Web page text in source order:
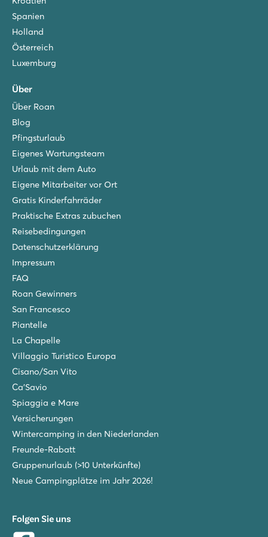
Spanien
Holland
Österreich
Luxemburg
Über
Über Roan
Blog
Pfingsturlaub
Eigenes Wartungsteam
Urlaub mit dem Auto
Eigene Mitarbeiter vor Ort
Gratis Kinderfahrräder
Praktische Extras zubuchen
Reisebedingungen
Datenschutzerklärung
Impressum
FAQ
Roan Gewinners
San Francesco
Piantelle
La Chapelle
Villaggio Turistico Europa
Cisano/San Vito
Ca'Savio
Spiaggia e Mare
Versicherungen
Wintercamping in den Niederlanden
Freunde-Rabatt
Gruppenurlaub (>10 Unterkünfte)
Neue Campingplätze im Jahr 2026!
Folgen Sie uns